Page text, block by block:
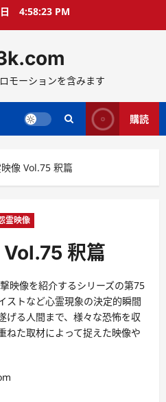
4:58:25 PM
モーションを含みます
購読
像 Vol.75 釈篇
霊映像
釈篇
映像を紹介するシリーズの第75
ストなど心霊現象の決定的瞬間
げる人間まで、様々な恐怖を収
ねた取材によって捉えた映像や